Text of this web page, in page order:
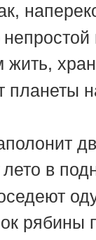
жить,
планеты
в
рябины